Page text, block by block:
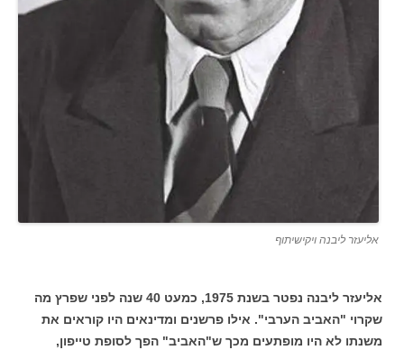
אליעזר ליבנה ויקישיתוף
אליעזר ליבנה נפטר בשנת 1975, כמעט 40 שנה לפני שפרץ מה
שקרוי "האביב הערבי". אילו פרשנים ומדינאים היו קוראים את
משנתו לא היו מופתעים מכך ש"האביב" הפך לסופת טייפון,